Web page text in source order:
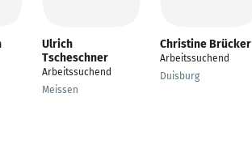
Ulrich
Tscheschner
Arbeitssuchend
Meissen
Christine Brücker
Arbeitssuchend
Duisburg